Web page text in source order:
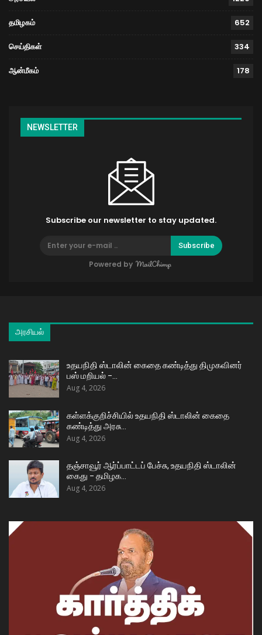
தமிழகம் 652
செய்திகள் 334
ஆன்மீகம் 178
NEWSLETTER
Subscribe our newsletter to stay updated.
Subscribe
Powered by
அரசியல்
உதயநிதி ஸ்டாலின் கைதை கண்டித்து திமுகவினர்
பஸ் மறியல் –…
Aug 4, 2026
கள்ளக்குறிச்சியில் உதயநிதி ஸ்டாலின் கைதை
கண்டித்து அரசு…
Aug 4, 2026
தஞ்சாவூர் ஆர்ப்பாட்டப் பேச்சு, உதயநிதி ஸ்டாலின்
கைது – தமிழக…
Aug 4, 2026